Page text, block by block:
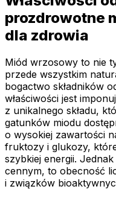
prozdrowotne
dla zdrowia
Miód wrzosowy to nie
przede wszystkim
bogactwo składników
właściwości jest
z unikalnego składu,
gatunków miodu
o wysokiej zawartości
fruktozy i glukozy,
szybkiej energii.
cennym, to obecność
i związków